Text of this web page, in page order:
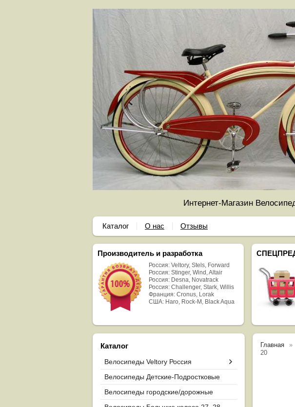
Интернет-Магазин
Каталог О нас Отзывы
Производитель и разработка
Россия: Veltory, Stels, Forward
Россия: Stinger, Wind, Altair
Россия: Desna, Novatrack
Россия: Challenger, Stark, Willis
Франция: Cronus, Lorak
США: Haro, Rock-M, Black Aqua
Каталог
Велосипеды Veltory Россия
Велосипеды Детские-Подростковые
Велосипеды городские/дорожные
Главная
20